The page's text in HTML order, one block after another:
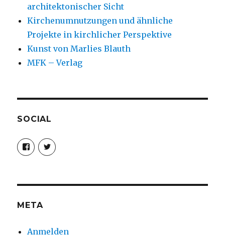
architektonischer Sicht
Kirchenumnutzungen und ähnliche
Projekte in kirchlicher Perspektive
Kunst von Marlies Blauth
MFK – Verlag
SOCIAL
Profil
von
christoph.fleischer1
anzeigen
Profil
von
anzeigen
META
Anmelden